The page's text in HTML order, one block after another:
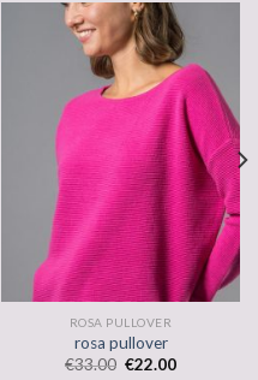
ROSA PULLOVER
rosa pullover
€33.00 €22.00